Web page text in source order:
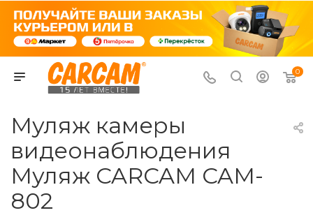
0
Муляж камеры
видеонаблюдения
Муляж CARCAM CAM-
802